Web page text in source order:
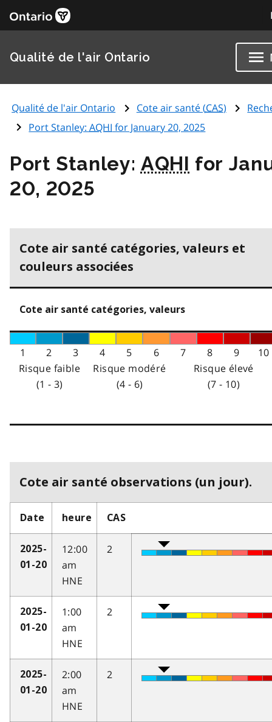
Qualité de l'air Ontario
Qualité de l'air Ontario Cote air santé (CAS)
Port Stanley:AQHI for January 20, 2025
Port Stanley: AQHI for
20, 2025
Cote air santé catégories, valeurs et
couleurs associées
Cote air santé catégories, valeurs
1 2 3 4 5 6 7 8 9
10
Risque faible
(1 - 3)
Risque modéré
(4 - 6)
Risque élevé
(7 - 10)
Cote air santé observations (un jour).
Date heure CAS
2025-
01-20
12:00
am
HNE
2
2025-
01-20
1:00
am
HNE
2
2025-
01-20
2:00
am
HNE
2